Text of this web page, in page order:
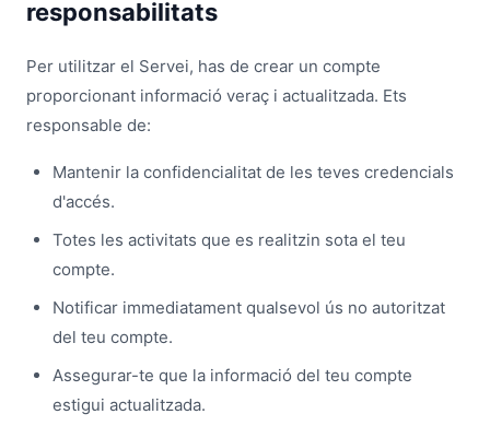
responsabilitats
Per utilitzar el Servei, has de crear un compte
proporcionant informació veraç i actualitzada. Ets
responsable de:
Mantenir la confidencialitat de les teves credencials
d'accés.
Totes les activitats que es realitzin sota el teu
compte.
Notificar immediatament qualsevol ús no autoritzat
del teu compte.
Assegurar-te que la informació del teu compte
estigui actualitzada.